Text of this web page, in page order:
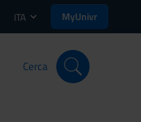
ITA MyUnivr
Cerca